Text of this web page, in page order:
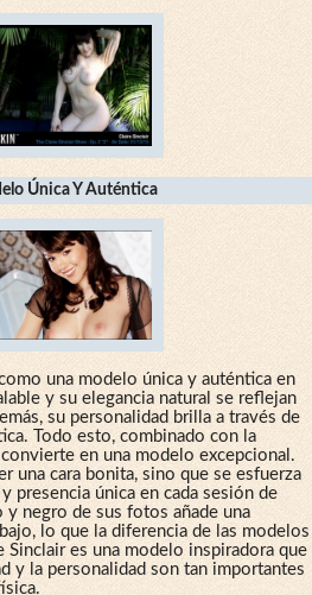
Única Y Auténtica
una modelo única y auténtica en
y su elegancia natural se reflejan
su personalidad brilla a través de
Todo esto, combinado con la
en una modelo excepcional.
una cara bonita, sino que se esfuerza
presencia única en cada sesión de
negro de sus fotos añade una
lo que la diferencia de las modelos
Sinclair es una modelo inspiradora que
y la personalidad son tan importantes